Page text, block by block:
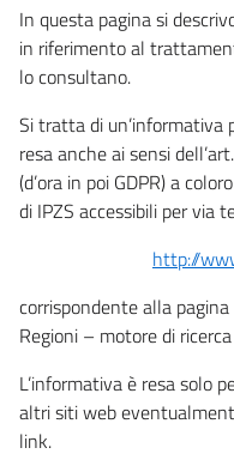
In questa pagina si
in riferimento al
lo consultano.
Si tratta di un’informativa
resa anche ai sensi
(d’ora in poi GDPR) a
di IPZS accessibili per via
http://
corrispondente alla
Regioni – motore di
L’informativa è resa solo
altri siti web
link.